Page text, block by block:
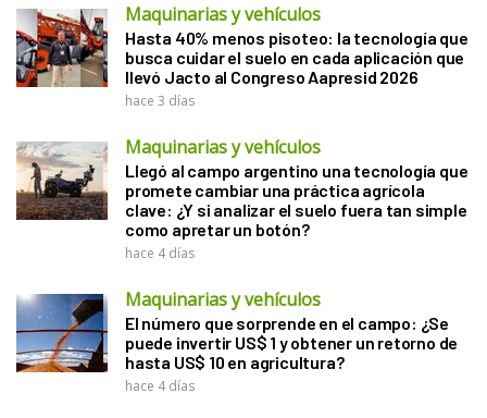
Maquinarias y vehículos
Hasta 40% menos pisoteo: la tecnología que
busca cuidar el suelo en cada aplicación que
llevó Jacto al Congreso Aapresid 2026
hace 3 días
Maquinarias y vehículos
Llegó al campo argentino una tecnología que
promete cambiar una práctica agrícola
clave: ¿Y si analizar el suelo fuera tan simple
como apretar un botón?
hace 4 días
Maquinarias y vehículos
El número que sorprende en el campo: ¿Se
puede invertir US$ 1 y obtener un retorno de
hasta US$ 10 en agricultura?
hace 4 días